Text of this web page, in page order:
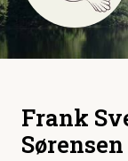
Frank
Sørensen